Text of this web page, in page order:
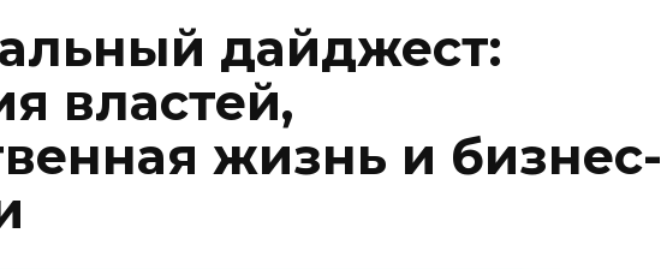
дайджест:
властей,
жизнь и бизнес-